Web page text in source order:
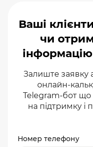
Ваші
чи
Залиште заявку
онлайн-
Telegram-бот
на підтримку і
Номер телефону